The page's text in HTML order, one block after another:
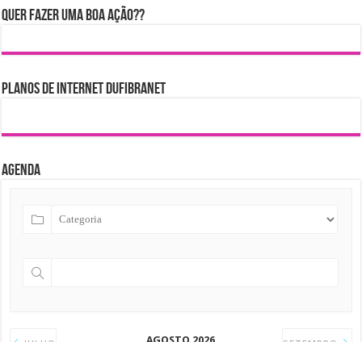
Quer fazer uma boa ação??
Planos de internet DUFIBRANET
Agenda